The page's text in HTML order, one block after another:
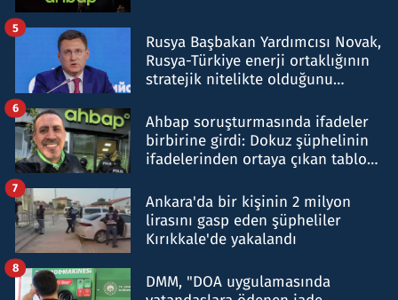
Rusya Başbakan Yardımcısı Novak,
Rusya-Türkiye enerji ortaklığının
stratejik nitelikte olduğunu
5
Ahbap soruşturmasında ifadeler
birbirine girdi: Dokuz şüphelinin
ifadelerinden ortaya çıkan tablo
6
Ankara'da bir kişinin 2 milyon
lirasını gasp eden şüpheliler
Kırıkkale'de yakalandı
7
DMM, "DOA uygulamasında
8